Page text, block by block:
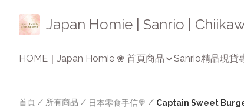
Japan Homie | Sanrio |
HOME｜Japan Homie ❀ 首頁商品 Sanrio精品現貨
首頁 / 所有商品 / 日本零食手信🍭 / Captain Sweet